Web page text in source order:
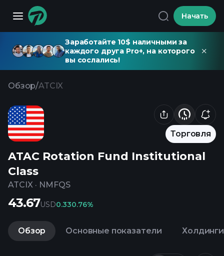
Начать
Заработайте 10$ наличными за
каждого друга Pro+, на которого
вы сослались!
Обзор/ATCIX
Торговля
ATAC Rotation Fund Institutional
Class
ATCIX · NMFQS
43.67USD0.330.76%
Обзор Основные показатели Холдинги